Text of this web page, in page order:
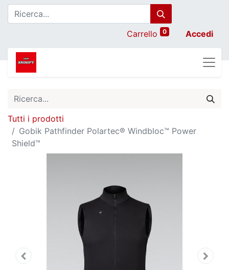
Carrello 0 Accedi
Tutti i prodotti
Gobik Pathfinder Polartec® Windbloc™ Power
Shield™